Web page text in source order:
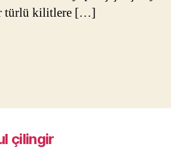
türlü kilitlere […]
çilingir